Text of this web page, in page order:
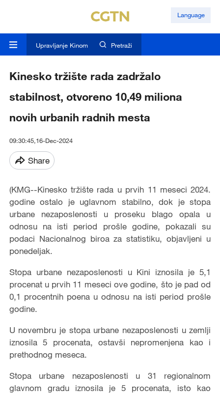
Language
Upravljanje Kinom Pretraži
Kinesko tržište rada zadržalo
stabilnost, otvoreno 10,49 miliona
novih urbanih radnih mesta
09:30:45,16-Dec-2024
Share
(KMG--Kinesko tržište rada u prvih 11 meseci 2024.
godine ostalo je uglavnom stabilno, dok je stopa
urbanenezaposlenosti u proseku blago opala u
odnosu na isti period prošle godine, pokazali su
podaci Nacionalnog biroa za statistiku,objavljeni u
ponedeljak.
Stopa urbanenezaposlenosti u Kini iznosila je 5,1
procenat u prvih 11 meseci ove godine, što je pad od
0,1 procentnih poena u odnosu na isti period prošle
godine.
U novembru je stopa urbane nezaposlenosti u zemlji
iznosila 5 procenata, ostavši nepromenjena kao i
prethodnog meseca.
Stopa urbane nezaposlenosti u 31 regionalnom
glavnom gradu iznosila je 5 procenata, isto kao